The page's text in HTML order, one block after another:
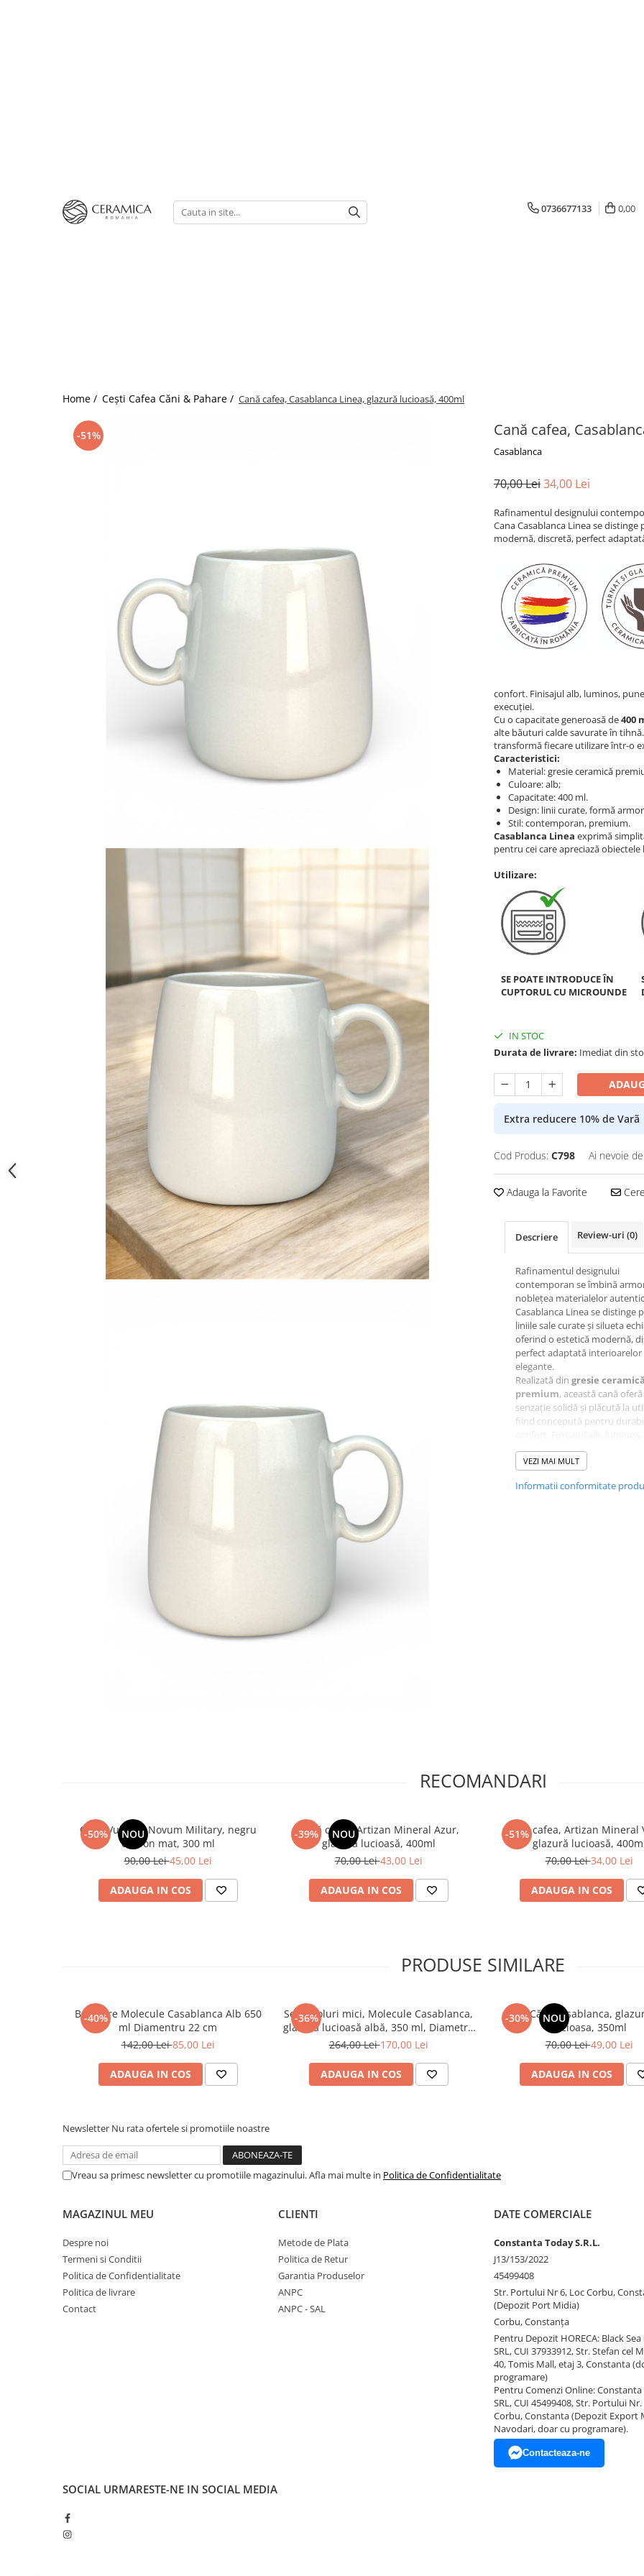
0736677133 0,00
Home / Cești Cafea Căni & Pahare / Cană cafea, Casablanca Linea, glazură lucioasă, 400ml
-51% Cană cafea,
Casablanca
70,00 Lei34,00 Lei
Rafinamentul designului
Cana Casablanca Linea se
modernă, discretă, perfect
confort. Finisajul alb, luminos,
execuției.
Cu o capacitate generoasă de400
alte băuturi calde savurate în
transformă fiecare utilizare într-o
Caracteristici:
Material: gresie ceramică
Culoare: alb;
Capacitate: 400 ml.
Design: linii curate, formă
Stil: contemporan, premium.
Casablanca Linea exprimă
pentru cei care apreciază
Utilizare:
SE POATE INTRODUCE ÎN
CUPTORUL CU MICROUNDE
IN STOC
Durata de livrare: Imediat din
Extra reducere 10% de Varã
Cod Produs: C798 Ai nevoie
Adauga la Favorite
Descriere Review-uri (0)
Rafinamentul designului
contemporan se îmbină
noblețea materialelor
Casablanca Linea se distinge
liniile sale curate și silueta
oferind o estetică modernă,
perfect adaptată interioarelor
elegante.
Realizată din gresie ceramică
premium, această cană
senzație solidă și plăcută la
fiind concepută pentru
valoare textura fină a ceramicii
evidențiază calitatea execuției.
simplitatea sofisticată și
VEZI MAI MULT
Informatii conformitate
RECOMANDARI
-50% NOU
Cana Vulcano Novum Military, negru
carbon mat, 300 ml
90,00 Lei45,00 Lei
ADAUGA IN COS
-39% NOU
Cană cafea, Artizan Mineral Azur,
glazură lucioasă, 400ml
70,00 Lei43,00 Lei
ADAUGA IN COS
-51%
Cană cafea, Artizan Mineral
glazură lucioasă,
70,00 Lei34,00 Lei
ADAUGA IN COS
PRODUSE SIMILARE
-40%
Bol Mare Molecule Casablanca Alb 650
ml Diamentru 22 cm
142,00 Lei85,00 Lei
ADAUGA IN COS
-36%
Set 2 boluri mici, Molecule Casablanca,
glazură lucioasă albă, 350 ml, Diametru
17 cm
264,00 Lei170,00 Lei
ADAUGA IN COS
-30% NOU
Set 2 Căni Casablanca,
lucioasa, 350ml
70,00 Lei49,00 Lei
ADAUGA IN COS
Newsletter Nu rata ofertele si promotiile noastre
Vreau sa primesc newsletter cu promotiile magazinului. Afla mai multe in Politica de Confidentialitate
MAGAZINUL MEU
Despre noi
Termeni si Conditii
Politica de Confidentialitate
Politica de livrare
Contact
CLIENTI
Metode de Plata
Politica de Retur
Garantia Produselor
ANPC
ANPC - SAL
DATE COMERCIALE
Constanta Today S.R.L.
J13/153/2022
45499408
Str. Portului Nr 6, Loc Corbu,
(Depozit Port Midia)
Corbu, Constanţa
Pentru Depozit HORECA: Black
SRL, CUI 37933912, Str. Stefan cel
40, Tomis Mall, etaj 3, Constanta
programare)
Pentru Comenzi Online:
SRL, CUI 45499408, Str. Portului Nr.
Corbu, Constanta (Depozit Export
Navodari, doar cu programare).
Contacteaza-ne
SOCIAL URMARESTE-NE IN SOCIAL MEDIA